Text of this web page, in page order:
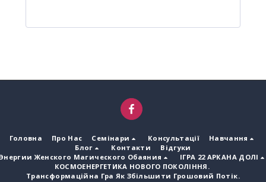
Головна Про Нас Семінари Консультації
Навчання
Блог
Контакти
Відгуки
Женского Магического Обаяния
ІГРА 22 АРКАНА ДОЛІ
КОСМОЕНЕРГЕТИКА НОВОГО ПОКОЛІННЯ.
Трансформаційна Гра Як Збільшити Грошовий Потік.